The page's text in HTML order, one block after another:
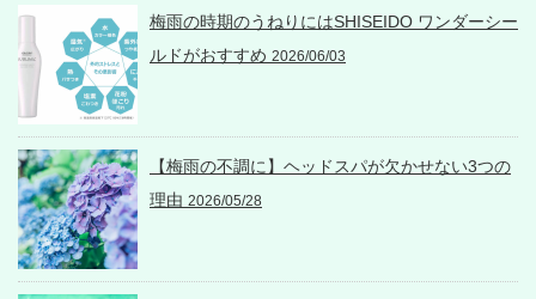
梅雨の時期のうねりにはSHISEIDO ワンダーシー
ルドがおすすめ 2026/06/03
【梅雨の不調に】ヘッドスパが欠かせない3つの
理由 2026/05/28